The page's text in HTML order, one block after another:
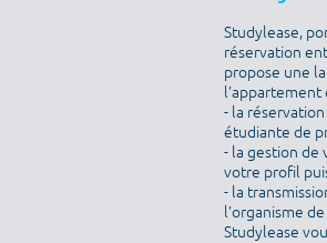
Studylease,
réservation
propose une
l'appartement
- la
étudiante de
- la gestion de
votre profil
- la
l'organisme
Studylease